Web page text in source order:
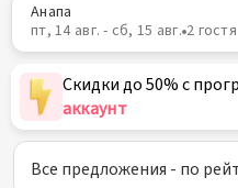
Анапа
пт, 14 авг. - сб, 15 авг. 2 гостя
Скидки до 50% с
аккаунт
Все предложения - по